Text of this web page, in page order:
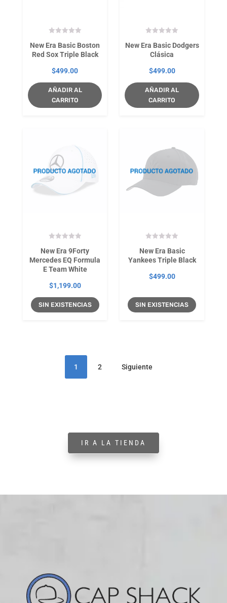
New Era Basic Boston
Red Sox Triple Black
$499.00
AÑADIR AL
CARRITO
New Era Basic Dodgers
Clásica
$499.00
AÑADIR AL
CARRITO
New Era 9Forty
Mercedes EQ Formula
E Team White
$1,199.00
SIN EXISTENCIAS
New Era Basic
Yankees Triple Black
$499.00
SIN EXISTENCIAS
1 2 Siguiente
IR A LA TIENDA